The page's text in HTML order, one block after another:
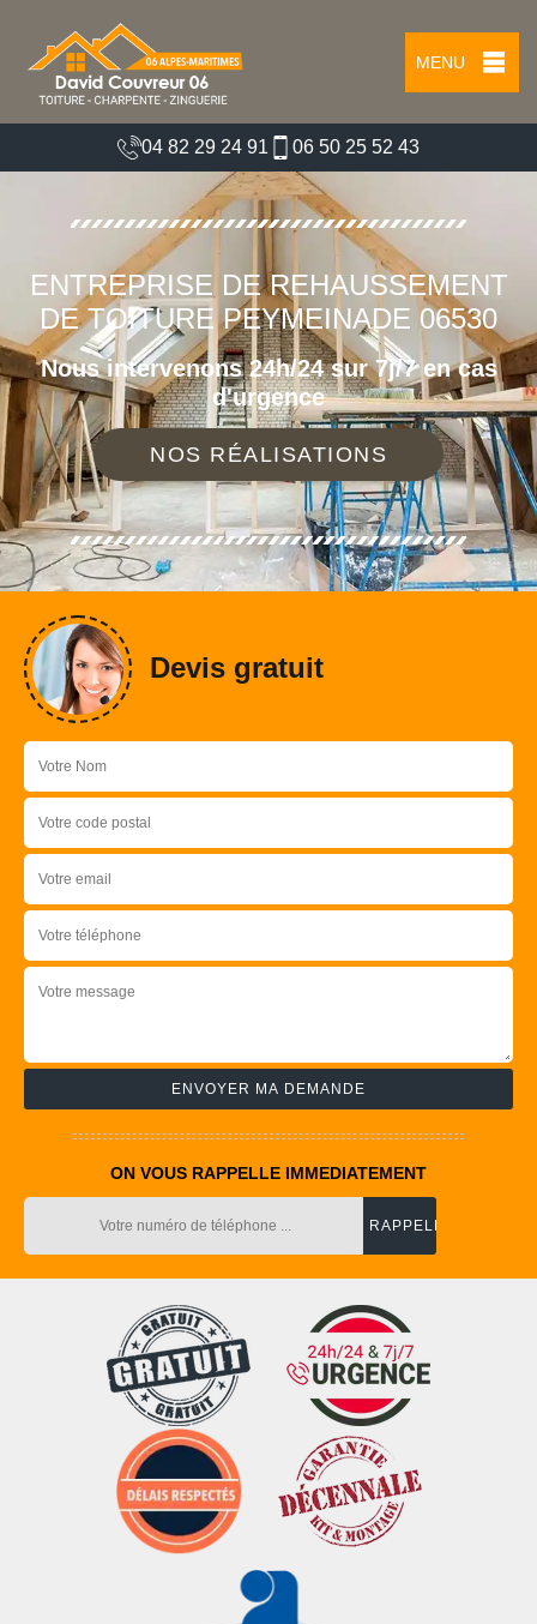
MENU
04 82 29 24 91 06 50 25 52 43
ENTREPRISE DE REHAUSSEMENT
DE TOITURE PEYMEINADE 06530
Nous intervenons 24h/24 sur 7j/7 en cas
d'urgence
NOS RÉALISATIONS
Devis gratuit
ON VOUS RAPPELLE IMMEDIATEMENT